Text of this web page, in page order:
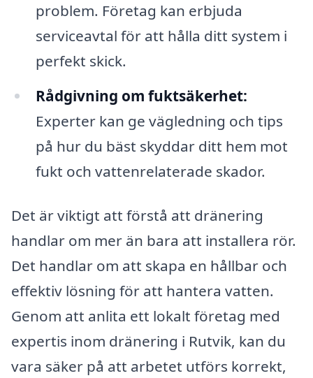
problem. Företag kan erbjuda
serviceavtal för att hålla ditt system i
perfekt skick.
Rådgivning om fuktsäkerhet:
Experter kan ge vägledning och tips
på hur du bäst skyddar ditt hem mot
fukt och vattenrelaterade skador.
Det är viktigt att förstå att dränering
handlar om mer än bara att installera rör.
Det handlar om att skapa en hållbar och
effektiv lösning för att hantera vatten.
Genom att anlita ett lokalt företag med
expertis inom dränering i Rutvik, kan du
vara säker på att arbetet utförs korrekt,